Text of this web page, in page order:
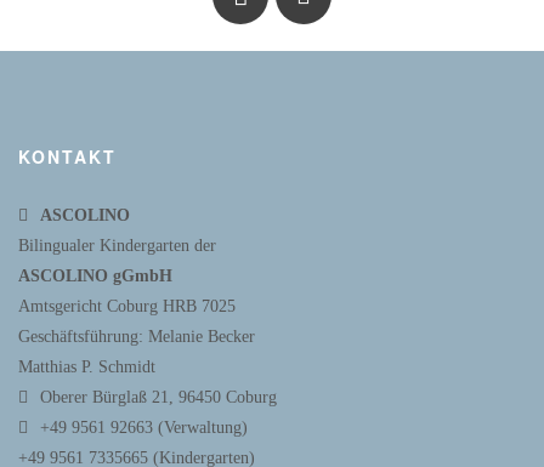
KONTAKT
ASCOLINO
Bilingualer Kindergarten der
ASCOLINO gGmbH
Amtsgericht Coburg HRB 7025
Geschäftsführung: Melanie Becker
Matthias P. Schmidt
Oberer Bürglaß 21, 96450 Coburg
+49 9561 92663 (Verwaltung)
+49 9561 7335665 (Kindergarten)